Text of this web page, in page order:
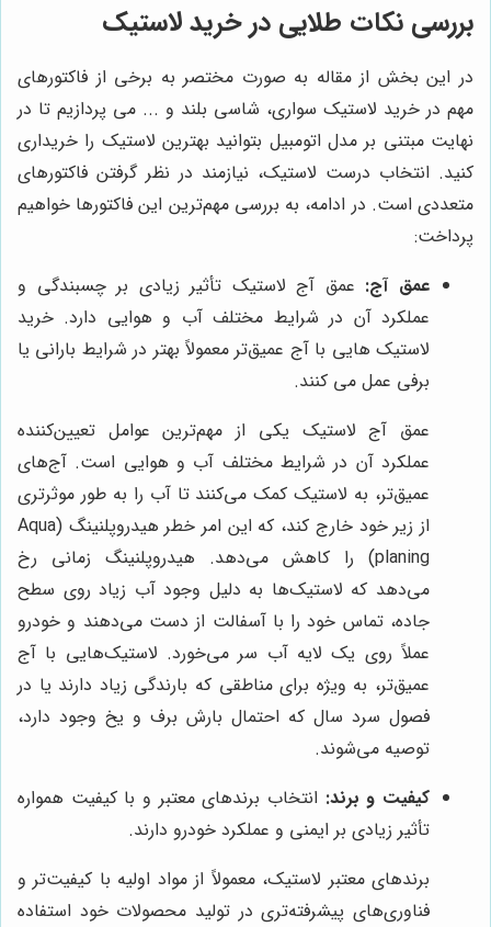
بررسی نکات طلایی در خرید لاستیک
در این بخش از مقاله به صورت مختصر به برخی از فاکتورهای
مهم در خرید لاستیک سواری، شاسی بلند و ... می پردازیم تا در
نهایت مبتنی بر مدل اتومبیل بتوانید بهترین لاستیک را خریداری
کنید. انتخاب درست لاستیک، نیازمند در نظر گرفتن فاکتورهای
متعددی است. در ادامه، به بررسی مهم‌ترین این فاکتورها خواهیم
پرداخت:
عمق آج: عمق آج لاستیک تأثیر زیادی بر چسبندگی و
عملکرد آن در شرایط مختلف آب و هوایی دارد. خرید
لاستیک هایی با آج عمیق‌تر معمولاً بهتر در شرایط بارانی یا
برفی عمل می کنند.
عمق آج لاستیک یکی از مهم‌ترین عوامل تعیین‌کننده
عملکرد آن در شرایط مختلف آب و هوایی است. آج‌های
عمیق‌تر، به لاستیک کمک می‌کنند تا آب را به طور موثرتری
از زیر خود خارج کند، که این امر خطر هیدروپلنینگ (Aqua
planing) را کاهش می‌دهد. هیدروپلنینگ زمانی رخ
می‌دهد که لاستیک‌ها به دلیل وجود آب زیاد روی سطح
جاده، تماس خود را با آسفالت از دست می‌دهند و خودرو
عملاً روی یک لایه آب سر می‌خورد. لاستیک‌هایی با آج
عمیق‌تر، به ویژه برای مناطقی که بارندگی زیاد دارند یا در
فصول سرد سال که احتمال بارش برف و یخ وجود دارد،
توصیه می‌شوند.
کیفیت و برند: انتخاب برندهای معتبر و با کیفیت همواره
تأثیر زیادی بر ایمنی و عملکرد خودرو دارند.
برندهای معتبر لاستیک، معمولاً از مواد اولیه با کیفیت‌تر و
فناوری‌های پیشرفته‌تری در تولید محصولات خود استفاده